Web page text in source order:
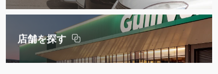
店舗を探す